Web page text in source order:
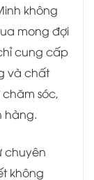
không
mong đợi
cung cấp
và chất
sóc,
hàng.
chuyên
không